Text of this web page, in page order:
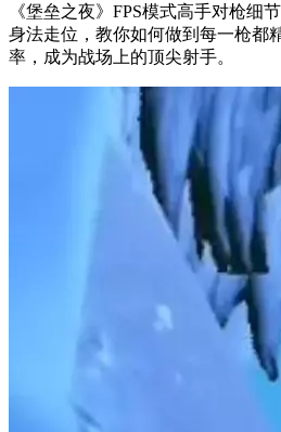
《堡垒之夜》FPS模式高手对枪细
身法走位，教你如何做到每一枪都
率，成为战场上的顶尖射手。